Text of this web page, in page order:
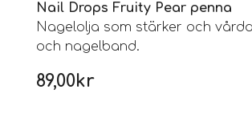
Nail Drops Fruity Pear penna
Nagelolja som stärker och
och nagelband.
89,00kr